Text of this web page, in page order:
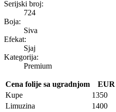
Serijski broj:
724
Boja:
Siva
Efekat:
Sjaj
Kategorija:
Premium
Cena folije sa ugradnjom
EUR
Kupe
1350
Limuzina
1400